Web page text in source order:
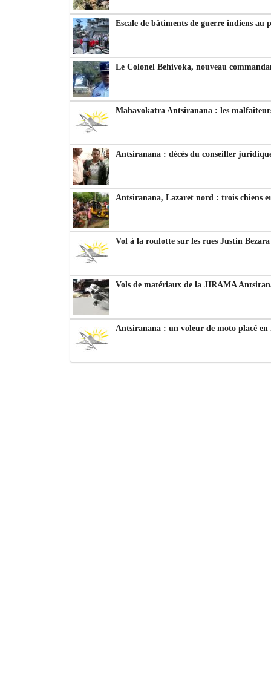
Escale de bâtiments de guerre indiens au
Le Colonel Behivoka, nouveau
Mahavokatra Antsiranana : les
Antsiranana : décès du conseiller
Antsiranana, Lazaret nord : trois chiens
Vol à la roulotte sur les rues Justin
Vols de matériaux de la JIRAMA
Antsiranana : un voleur de moto placé en